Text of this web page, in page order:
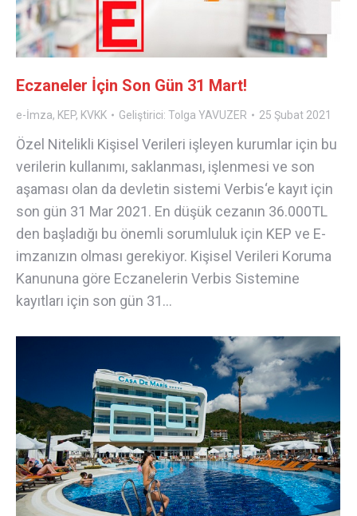
Eczaneler İçin Son Gün 31 Mart!
e-İmza, KEP, KVKK Geliştirici: Tolga YAVUZER 25 Şubat 2021
Özel Nitelikli Kişisel Verileri işleyen kurumlar için bu
verilerin kullanımı, saklanması, işlenmesi ve son
aşaması olan da devletin sistemi Verbis‘e kayıt için
son gün 31 Mar 2021. En düşük cezanın 36.000TL
den başladığı bu önemli sorumluluk için KEP ve E-
imzanızın olması gerekiyor. Kişisel Verileri Koruma
Kanununa göre Eczanelerin Verbis Sistemine
kayıtları için son gün 31…